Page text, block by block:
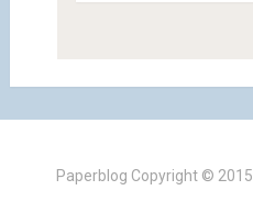
Paperblog Copyright © 2015.